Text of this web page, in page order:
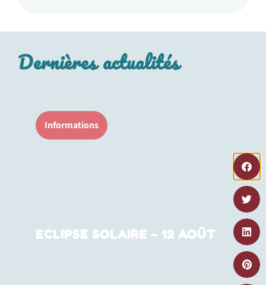
Dernières actualités
ECLIPSE SOLAIRE – 12 AOÛT
Informations